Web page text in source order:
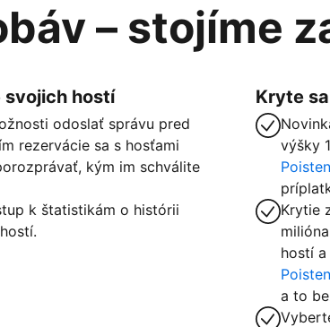
– stojíme
svojich hostí
odoslať správu pred
rezervácie sa s hosťami
kým im schválite
k štatistikám o histórii
Kryte sa
výšky
Krytie
hostí
a to